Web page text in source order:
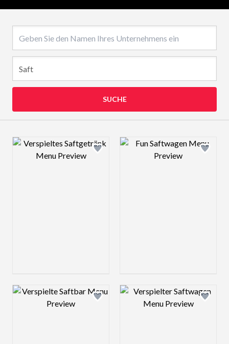
SUCHE
Design preview image Design preview
Design preview image Design preview